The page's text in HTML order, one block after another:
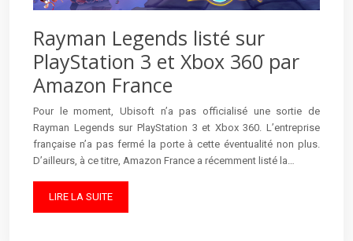
Rayman Legends listé sur
PlayStation 3 et Xbox 360 par
Amazon France
Pour le moment, Ubisoft n’a pas officialisé une sortie de
Rayman Legends sur PlayStation 3 et Xbox 360. L’entreprise
française n’a pas fermé la porte à cette éventualité non plus.
D’ailleurs, à ce titre, Amazon France a récemment listé la…
LIRE LA SUITE